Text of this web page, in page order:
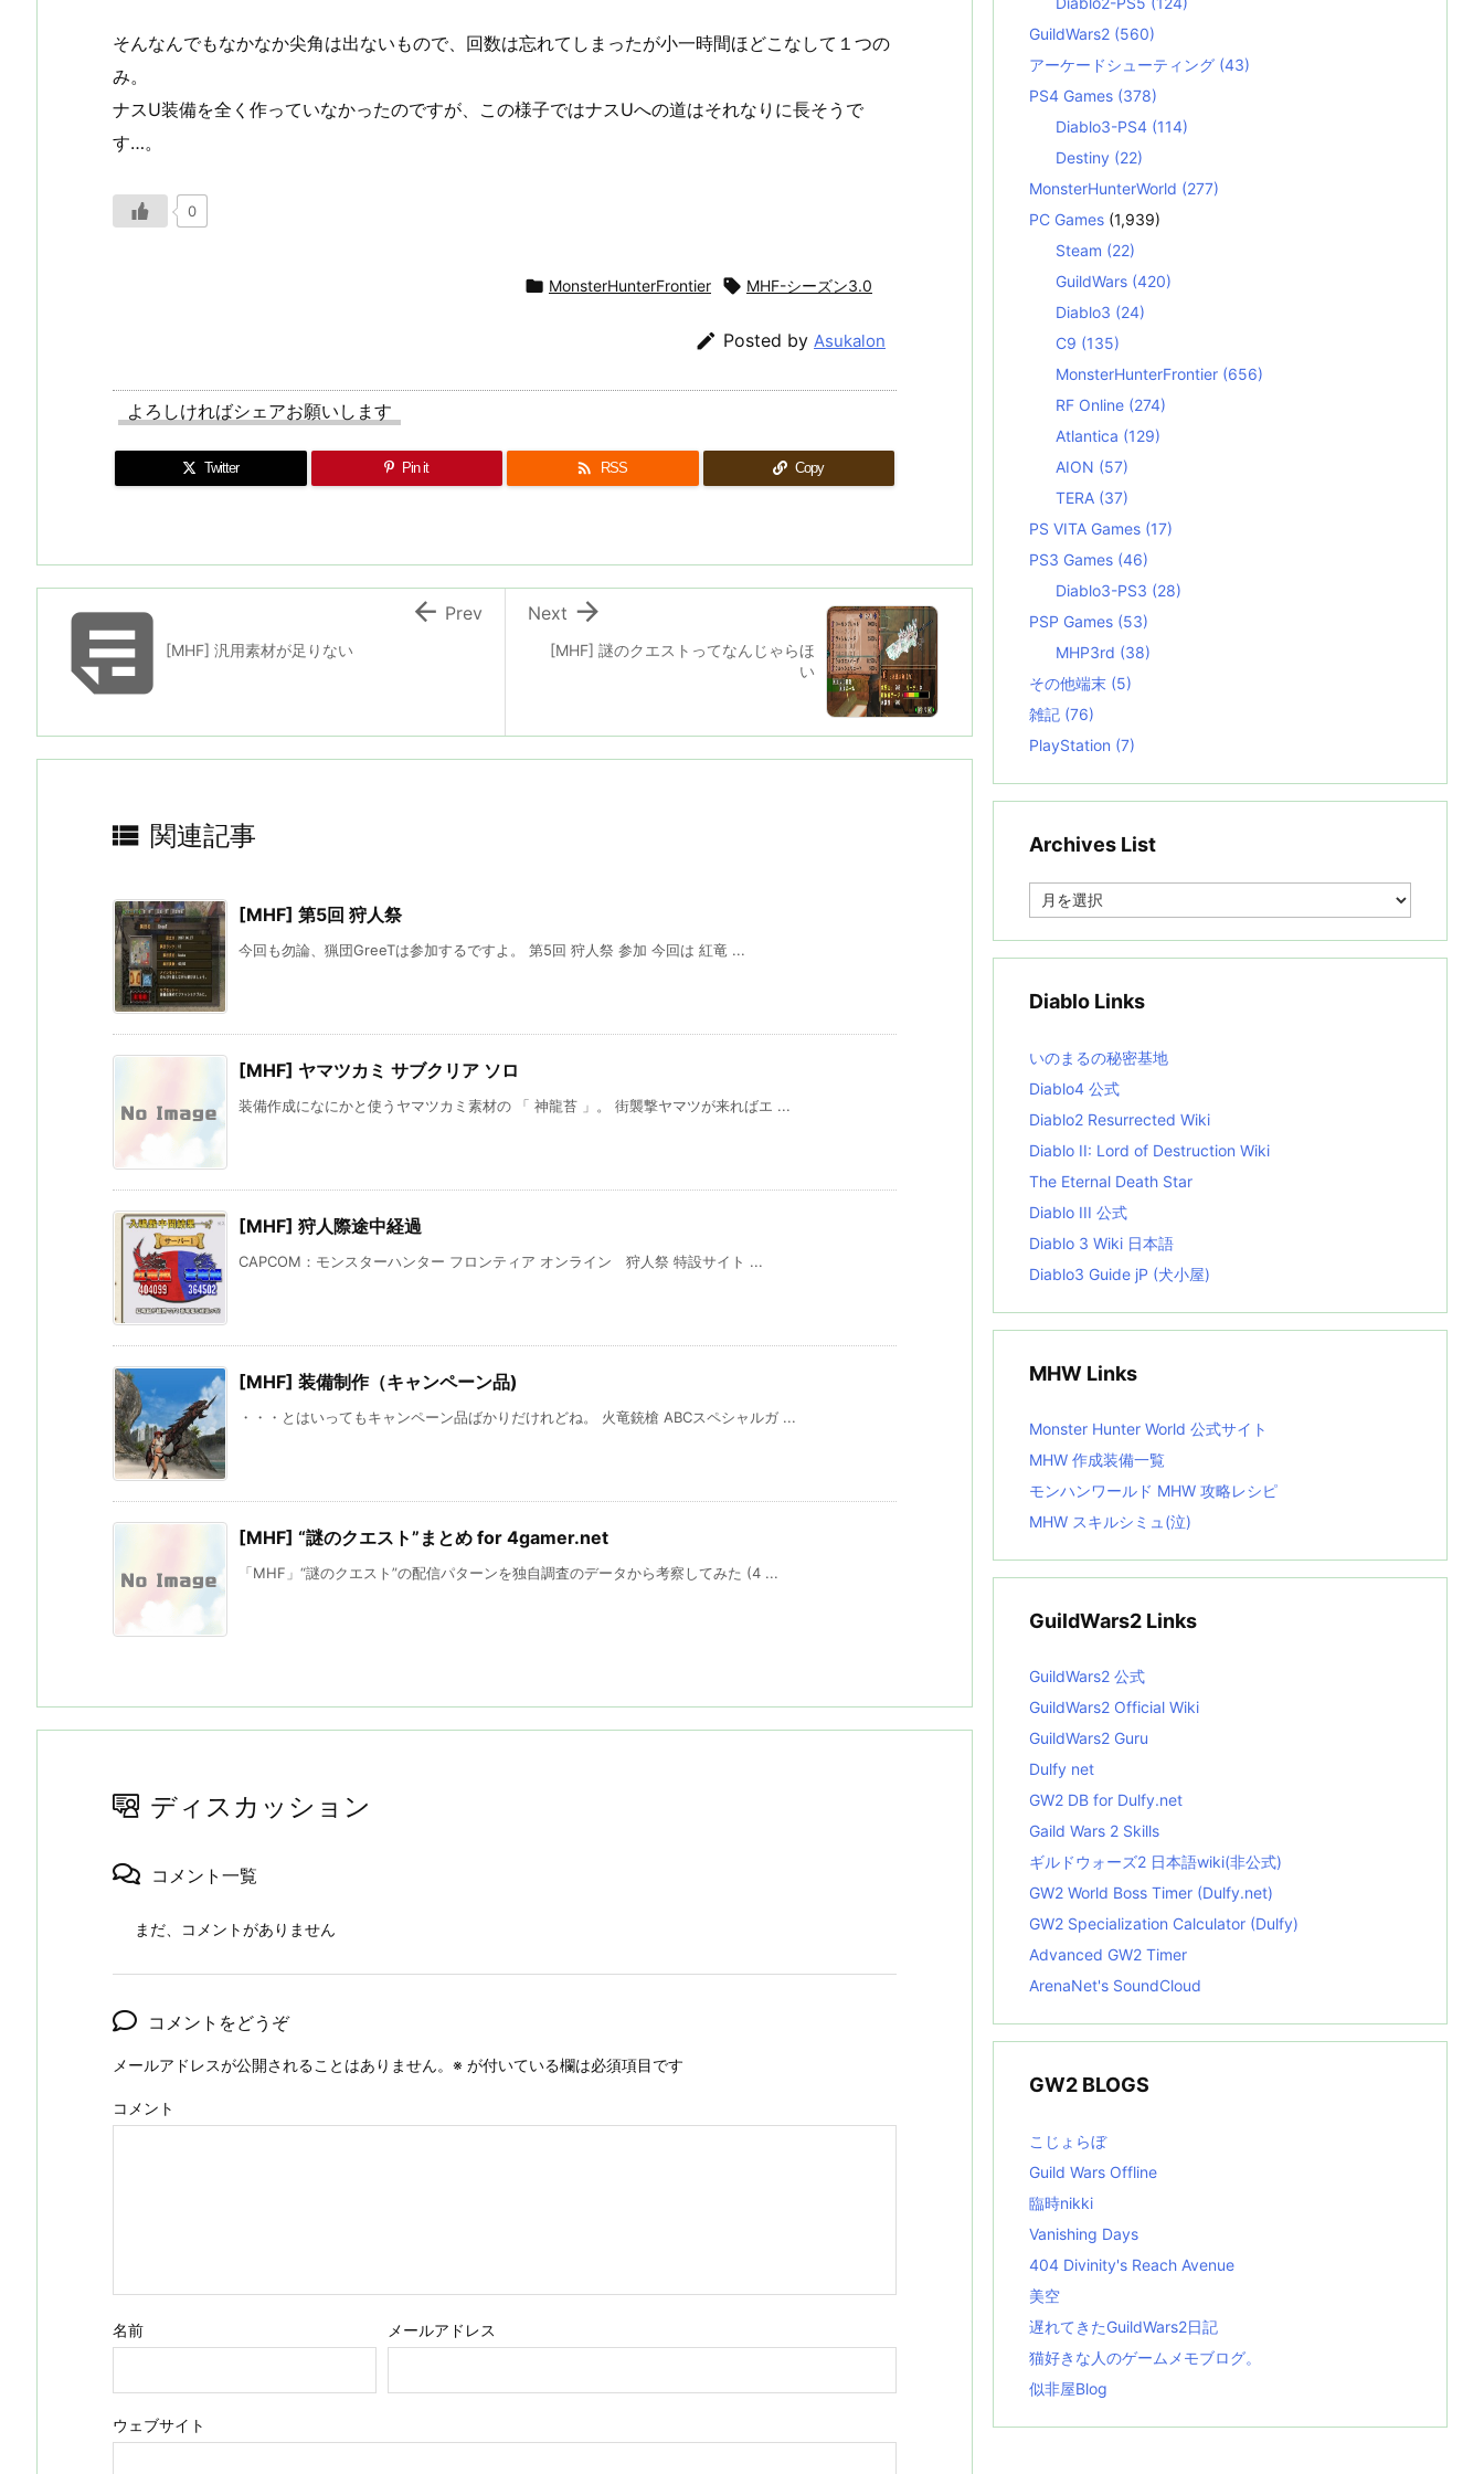
そんなんでもなかなか尖角は出ないもので、回数は忘れてしまったが小一時間ほどこなして１つの
み。
ナスU装備を全く作っていなかったのですが、この様子ではナスUへの道はそれなりに長そうで
す…。
0
 MonsterHunterFrontier  MHF-シーズン3.0
 Posted by Asukalon
よろしければシェアお願いします
Twitter Pin it  RSS Copy
[MHF] 謎のクエストってなんじゃらほ
い

Next
[MHF] 汎用素材が足りない
 Prev
 関連記事
[MHF] 第5回 狩人祭
今回も勿論、猟団GreeTは参加するですよ。 第5回 狩人祭 参加 今回は 紅竜 ...
[MHF] ヤマツカミ サブクリア ソロ
装備作成になにかと使うヤマツカミ素材の 「 神龍苔 」。 街襲撃ヤマツが来ればエ ...
[MHF] 狩人際途中経過
CAPCOM：モンスターハンター フロンティア オンライン 狩人祭 特設サイト ...
[MHF] 装備制作（キャンペーン品)
・・・とはいってもキャンペーン品ばかりだけれどね。 火竜銃槍 ABCスペシャルガ ...
[MHF] “謎のクエスト”まとめ for 4gamer.net
「MHF」“謎のクエスト”の配信パターンを独自調査のデータから考察してみた (4 ...
ディスカッション
コメント一覧
まだ、コメントがありません
コメントをどうぞ
メールアドレスが公開されることはありません。 ※ が付いている欄は必須項目です
コメント
名前 メールアドレス
ウェブサイト
GuildWars2 (560)
アーケードシューティング (43)
PS4 Games (378)
Diablo3-PS4 (114)
Destiny (22)
MonsterHunterWorld (277)
PC Games (1,939)
Steam (22)
GuildWars (420)
Diablo3 (24)
C9 (135)
MonsterHunterFrontier (656)
RF Online (274)
Atlantica (129)
AION (57)
TERA (37)
PS VITA Games (17)
PS3 Games (46)
Diablo3-PS3 (28)
PSP Games (53)
MHP3rd (38)
その他端末 (5)
雑記 (76)
PlayStation (7)
Archives List
e
i
s
t
Diablo Links
いのまるの秘密基地
Diablo4 公式
Diablo2 Resurrected Wiki
Diablo II: Lord of Destruction Wiki
The Eternal Death Star
Diablo III 公式
Diablo 3 Wiki 日本語
Diablo3 Guide jP (犬小屋)
MHW Links
Monster Hunter World 公式サイト
MHW 作成装備一覧
モンハンワールド MHW 攻略レシピ
MHW スキルシミュ(泣)
GuildWars2 Links
GuildWars2 公式
GuildWars2 Official Wiki
GuildWars2 Guru
Dulfy net
GW2 DB for Dulfy.net
Gaild Wars 2 Skills
ギルドウォーズ2 日本語wiki(非公式)
GW2 World Boss Timer (Dulfy.net)
GW2 Specialization Calculator (Dulfy)
Advanced GW2 Timer
ArenaNet's SoundCloud
GW2 BLOGS
こじょらぼ
Guild Wars Offline
臨時nikki
Vanishing Days
404 Divinity's Reach Avenue
美空
遅れてきたGuildWars2日記
猫好きな人のゲームメモブログ。
似非屋Blog